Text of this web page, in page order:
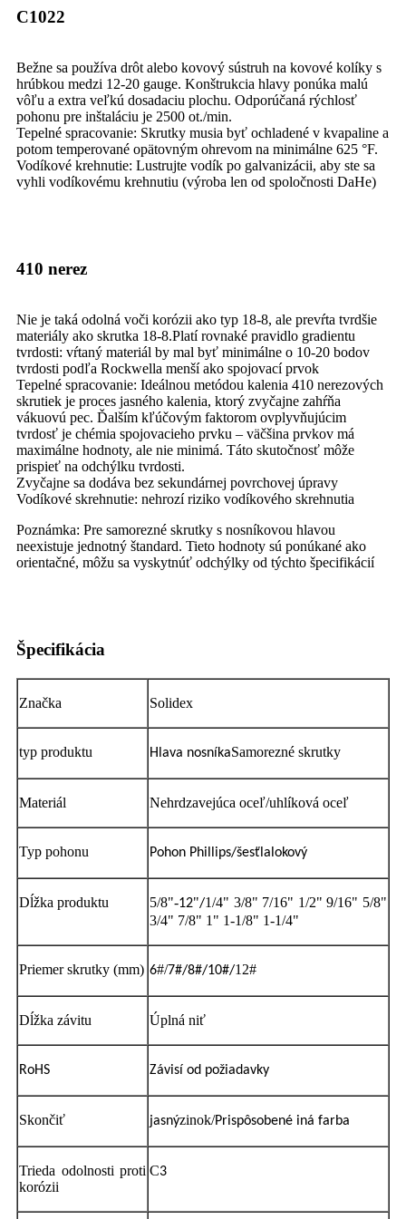
C1022
Bežne sa používa drôt alebo kovový sústruh na kovové kolíky s
hrúbkou medzi 12-20 gauge. Konštrukcia hlavy ponúka malú
vôľu a extra veľkú dosadaciu plochu. Odporúčaná rýchlosť
pohonu pre inštaláciu je 2500 ot./min.
Tepelné spracovanie: Skrutky musia byť ochladené v kvapaline a
potom temperované opätovným ohrevom na minimálne 625 °F.
Vodíkové krehnutie: Lustrujte vodík po galvanizácii, aby ste sa
vyhli vodíkovému krehnutiu (výroba len od spoločnosti DaHe)
410 nerez
Nie je taká odolná voči korózii ako typ 18-8, ale prevŕta tvrdšie
materiály ako skrutka 18-8.Platí rovnaké pravidlo gradientu
tvrdosti: vŕtaný materiál by mal byť minimálne o 10-20 bodov
tvrdosti podľa Rockwella menší ako spojovací prvok
Tepelné spracovanie: Ideálnou metódou kalenia 410 nerezových
skrutiek je proces jasného kalenia, ktorý zvyčajne zahŕňa
vákuovú pec. Ďalším kľúčovým faktorom ovplyvňujúcim
tvrdosť je chémia spojovacieho prvku – väčšina prvkov má
maximálne hodnoty, ale nie minimá. Táto skutočnosť môže
prispieť na odchýlku tvrdosti.
Zvyčajne sa dodáva bez sekundárnej povrchovej úpravy
Vodíkové skrehnutie: nehrozí riziko vodíkového skrehnutia
Poznámka: Pre samorezné skrutky s nosníkovou hlavou
neexistuje jednotný štandard. Tieto hodnoty sú ponúkané ako
orientačné, môžu sa vyskytnúť odchýlky od týchto špecifikácií
Špecifikácia
Značka Solidex
typ produktu Hlava nosníkaSamorezné skrutky
Materiál Nehrdzavejúca oceľ/uhlíková oceľ
Typ pohonu Pohon Phillips/šesťlalokový
Dĺžka produktu 5/8"-12"/1/4" 3/8" 7/16" 1/2" 9/16" 5/8"
3/4" 7/8" 1" 1-1/8" 1-1/4"
Priemer skrutky (mm) 6#/7#/8#/10#/12#
Dĺžka závitu Úplná niť
RoHS Závisí od požiadavky
Skončiť jasnýzinok/Prispôsobené iná farba
Trieda odolnosti proti
korózii
C3